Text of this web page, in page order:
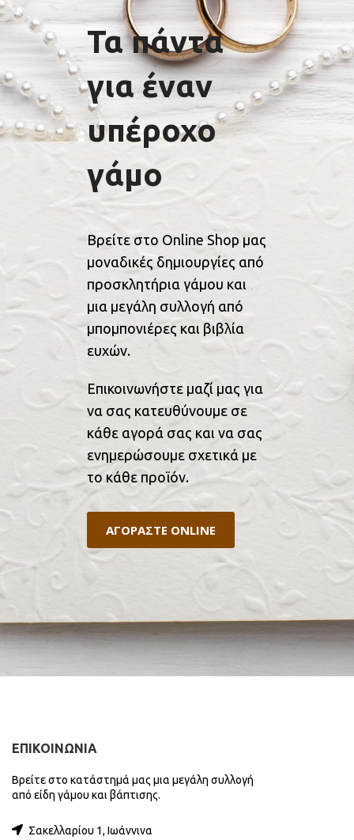
Τα πάντα
για έναν
υπέροχο
γάμο
Βρείτε στο Online Shop μας
μοναδικές δημιουργίες από
προσκλητήρια γάμου και
μια μεγάλη συλλογή από
μπομπονιέρες και βιβλία
ευχών.
Επικοινωνήστε μαζί μας για
να σας κατευθύνουμε σε
κάθε αγορά σας και να σας
ενημερώσουμε σχετικά με
το κάθε προϊόν.
ΑΓΟΡΑΣΤΕ ONLINE
ΕΠΙΚΟΙΝΩΝΙΑ
Βρείτε στο κατάστημά μας μια μεγάλη συλλογή
από είδη γάμου και βάπτισης.
Σακελλαρίου 1, Ιωάννινα